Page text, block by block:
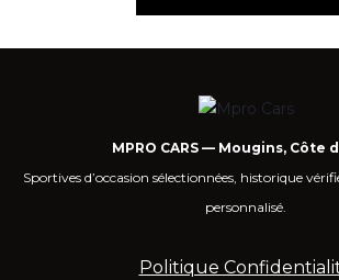
MPRO CARS — Mougins, Côte
Sportives d’occasion sélectionnées, historique
personnalisé.
Politique